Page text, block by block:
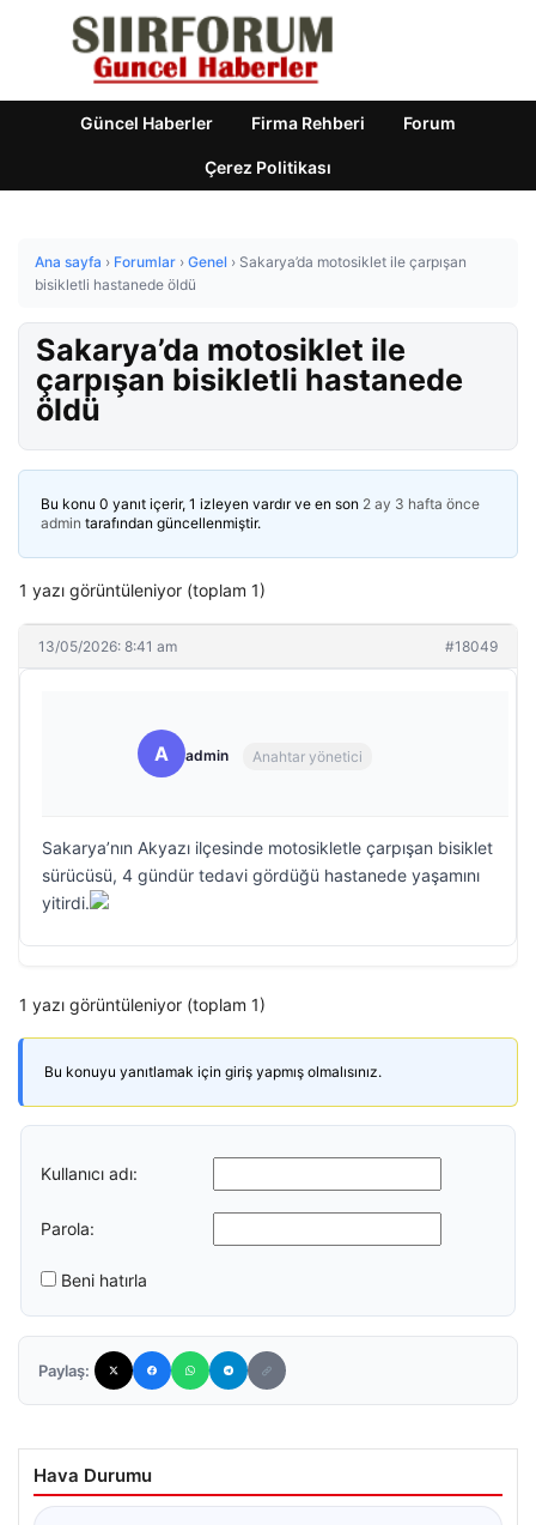
Güncel Haberler Firma Rehberi Forum
Çerez Politikası
Ana sayfa › Forumlar › Genel › Sakarya’da motosiklet ile çarpışan
bisikletli hastanede öldü
Sakarya’da motosiklet ile
çarpışan bisikletli hastanede
öldü
Bu konu 0 yanıt içerir, 1 izleyen vardır ve en son 2 ay 3 hafta önce
admin tarafından güncellenmiştir.
1 yazı görüntüleniyor (toplam 1)
13/05/2026: 8:41 am #18049
A admin Anahtar yönetici
Sakarya’nın Akyazı ilçesinde motosikletle çarpışan bisiklet
sürücüsü, 4 gündür tedavi gördüğü hastanede yaşamını
yitirdi.
1 yazı görüntüleniyor (toplam 1)
Bu konuyu yanıtlamak için giriş yapmış olmalısınız.
Kullanıcı adı:
Parola:
Beni hatırla
Paylaş:
Hava Durumu